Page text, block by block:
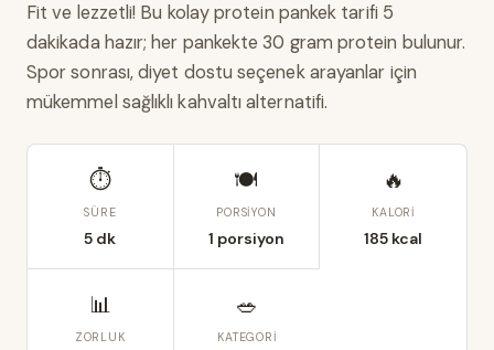
Fit ve lezzetli! Bu kolay protein pankek tarifi 5
dakikada hazır; her pankekte 30 gram protein bulunur.
Spor sonrası, diyet dostu seçenek arayanlar için
mükemmel sağlıklı kahvaltı alternatifi.
⏱
SÜRE
5 dk
🍽
PORSIYON
1 porsiyon
🔥
KALORI
185 kcal
📊
ZORLUK
🥗
KATEGORI